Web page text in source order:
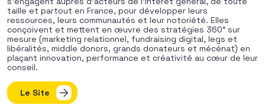
taille et partout en France, pour développer leurs
ressources, leurs communautés et leur notoriété. Elles
conçoivent et mettent en œuvre des stratégies 360° sur
mesure (marketing relationnel, fundraising digital, legs et
libéralités, middle donors, grands donateurs et mécénat) en
plaçant innovation, performance et créativité au cœur de leur
conseil.
Le Site